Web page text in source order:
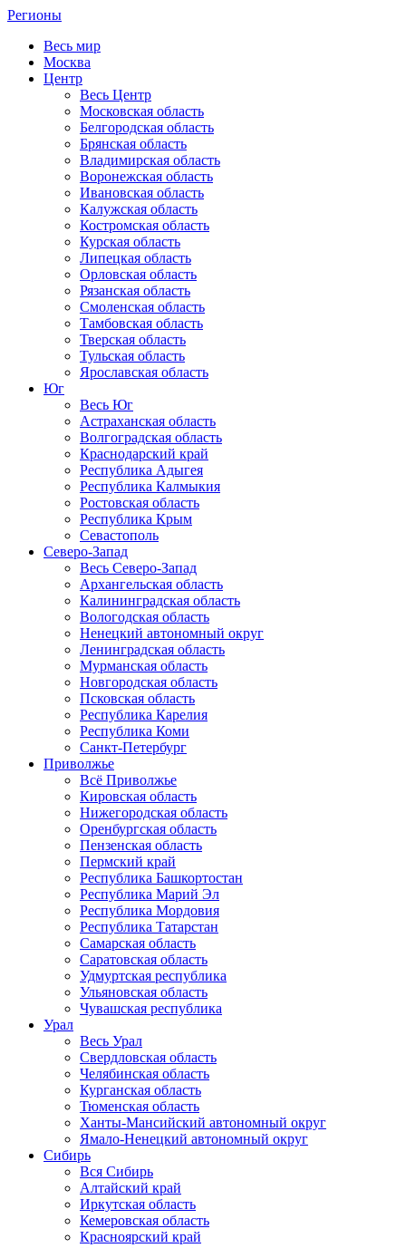
Регионы
Весь мир
Москва
Центр
Весь Центр
Московская область
Белгородская область
Брянская область
Владимирская область
Воронежская область
Ивановская область
Калужская область
Костромская область
Курская область
Липецкая область
Орловская область
Рязанская область
Смоленская область
Тамбовская область
Тверская область
Тульская область
Ярославская область
Юг
Весь Юг
Астраханская область
Волгоградская область
Краснодарский край
Республика Адыгея
Республика Калмыкия
Ростовская область
Республика Крым
Севастополь
Северо-Запад
Весь Северо-Запад
Архангельская область
Калининградская область
Вологодская область
Ненецкий автономный округ
Ленинградская область
Мурманская область
Новгородская область
Псковская область
Республика Карелия
Республика Коми
Санкт-Петербург
Приволжье
Всё Приволжье
Кировская область
Нижегородская область
Оренбургская область
Пензенская область
Пермский край
Республика Башкортостан
Республика Марий Эл
Республика Мордовия
Республика Татарстан
Самарская область
Саратовская область
Удмуртская республика
Ульяновская область
Чувашская республика
Урал
Весь Урал
Свердловская область
Челябинская область
Курганская область
Тюменская область
Ханты-Мансийский автономный округ
Ямало-Ненецкий автономный округ
Сибирь
Вся Сибирь
Алтайский край
Иркутская область
Кемеровская область
Красноярский край